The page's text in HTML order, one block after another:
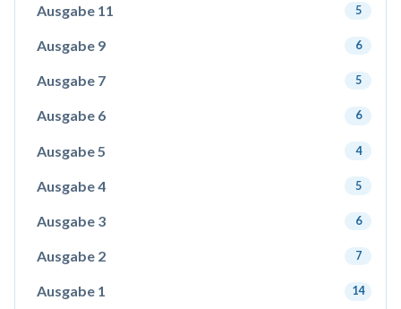
Ausgabe 11 5
Ausgabe 9 6
Ausgabe 7 5
Ausgabe 6 6
Ausgabe 5 4
Ausgabe 4 5
Ausgabe 3 6
Ausgabe 2 7
Ausgabe 1 14